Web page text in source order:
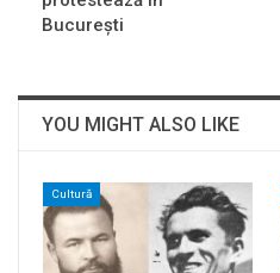
Bucureşti
YOU MIGHT ALSO LIKE
Cultură